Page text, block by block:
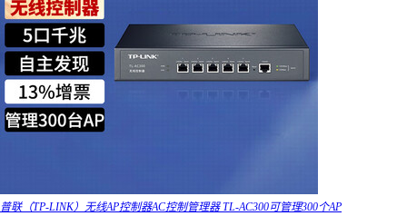
普联（TP-LINK）无线AP控制器AC控制管理器 TL-AC300可管理300个AP